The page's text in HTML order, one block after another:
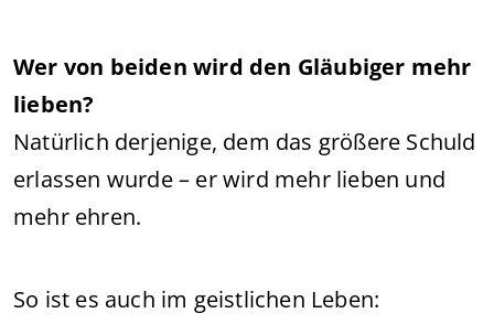
Wer von beiden wird den Gläubiger mehr
lieben?
Natürlich derjenige, dem das größere Schuld
erlassen wurde – er wird mehr lieben und
mehr ehren.
So ist es auch im geistlichen Leben: